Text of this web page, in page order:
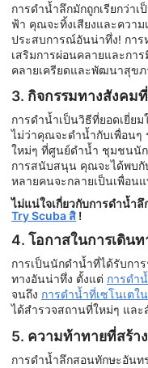
การดำน้ำลึกมักถูกเรียกว่า
ฟ้า คุณจะทิ้งเสียงและความ
ประสบการณ์อันน่าทึ่ง! การ
เสริมการผ่อนคลายและกา
คลายเครียดและพัฒนาสุข
3. กิจกรรมทางสังคม
การดำน้ำเป็นวิธีที่ยอดเยี่ย
ไม่ว่าคุณจะดำน้ำกับเพื่อนๆ
ใหม่ๆ ที่ศูนย์ดำน้ำ ชุมชนนัก
การสนับสนุน คุณจะได้พบกั
หลายคนจะกลายเป็นเพื่อน
ไม่แน่ใจเกี่ยวกับการดำน้ำ
Try Scuba สิ !
4. โอกาสในการเดิน
การเป็นนักดำน้ำที่ได้รับกา
ทางอันน่าทึ่ง ตั้งแต่ การดำ
จนถึง การดำน้ำที่เซโนเตใ
ได้สำรวจสถานที่ใหม่ๆ แล
5. ความท้าทายที่สร้า
การดำน้ำลึกสอนทักษะอัน